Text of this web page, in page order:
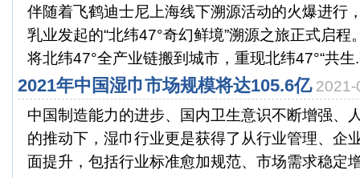
伴随着飞鹤迪士尼上海线下溯源活动的火爆进行
乳业发起的“北纬47°奇幻鲜境”溯源之旅正式启
将北纬47°全产业链搬到城市，重现北纬47°“共生
2021年中国湿巾市场规模将达105.6亿 2021-
中国制造能力的进步、国内卫生意识不断增强、
的推动下，湿巾行业更是获得了从行业管理、企
面提升，包括行业标准愈加规范、市场需求稳定